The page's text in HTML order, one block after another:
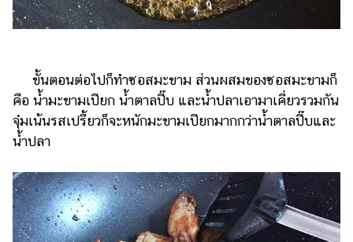
ขั้นตอนต่อไปก็ทำซอสมะขาม ส่วนผสมของซอสมะขามก็
คือ น้ำมะขามเปียก น้ำตาลปี๊บ และน้ำปลาเอามาเคี่ยวรวมกัน
จุ๋มเน้นรสเปรี้ยวก็จะหนักมะขามเปียกมากกว่าน้ำตาลปี๊บและ
น้ำปลา